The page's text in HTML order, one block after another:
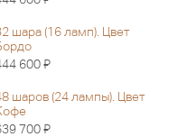
шара (16 ламп). Цвет
600Я
шаров (24 лампы). Цвет
700Я